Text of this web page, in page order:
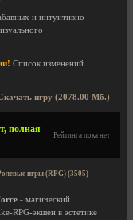
и интуитивно
Список изменений
игру (2078.00 Мб.)
полная
Рейтинга пока нет
игры (RPG) (3505)
- магический
RPG-экшен в эстетике